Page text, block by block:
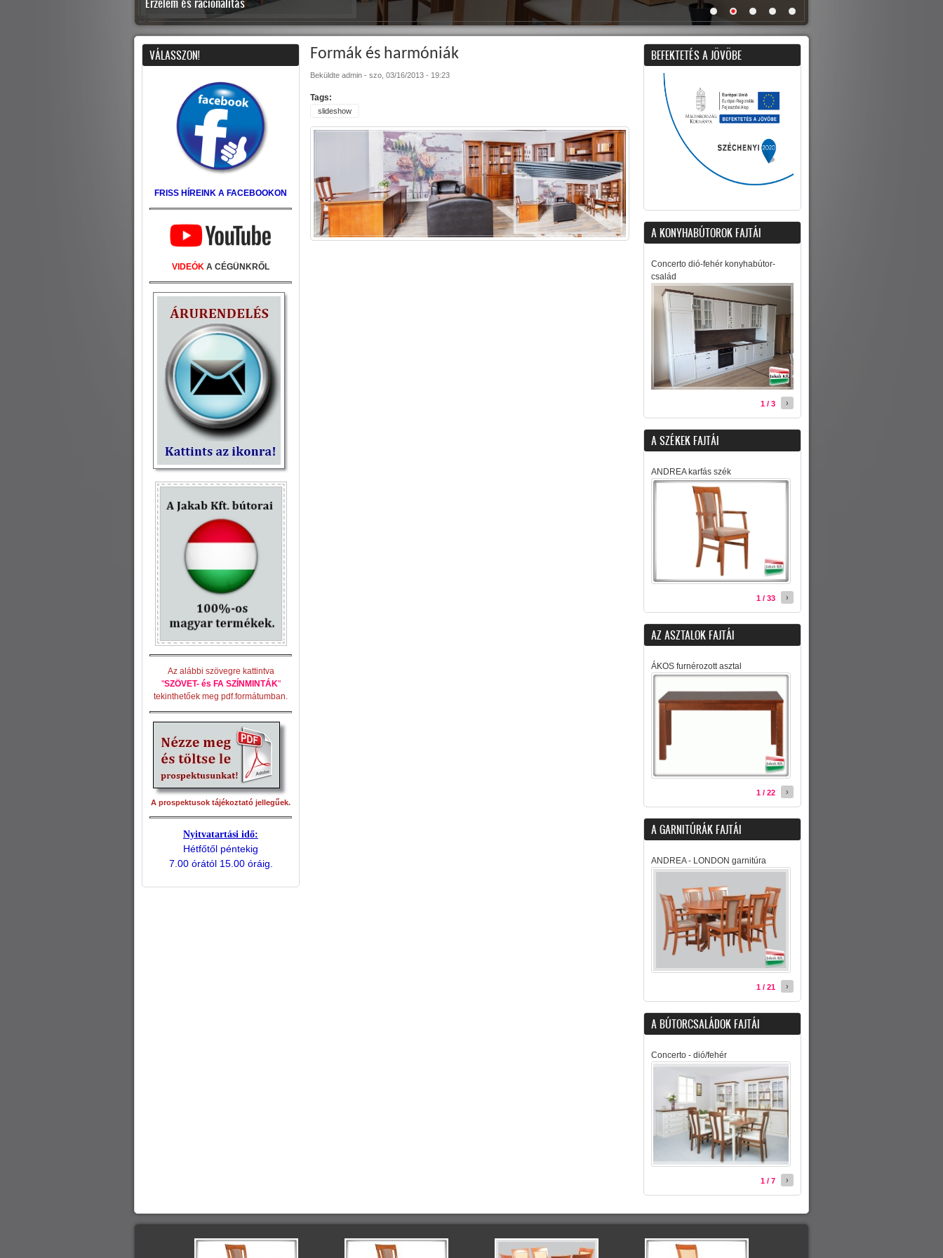
345
Formák és harmóniák
Beküldte admin - szo, 03/16/2013 - 19:23
Tags:
slideshow
VÁLASSZON!
FRISS HÍREINK A FACEBOOKON
VIDEÓK A CÉGÜNKRŐL
Az alábbi szövegre kattintva
"SZÖVET- és FA SZÍNMINTÁK"
tekinthetőek meg pdf.formátumban.
A prospektusok tájékoztató jellegűek.
Nyitvatartási idő:
Hétfőtől péntekig
7.00 órától 15.00 óráig.
BEFEKTETÉS A JÖVÖBE
A KONYHABÚTOROK FAJTÁI
Concerto dió-fehér konyhabútor-
család
1 / 3 ›
A SZÉKEK FAJTÁI
ANDREA karfás szék
1 / 33 ›
AZ ASZTALOK FAJTÁI
ÁKOS furnérozott asztal
1 / 22 ›
A GARNITÚRÁK FAJTÁI
ANDREA - LONDON garnitúra
1 / 21 ›
A BÚTORCSALÁDOK FAJTÁI
Concerto - dió/fehér
1 / 7 ›